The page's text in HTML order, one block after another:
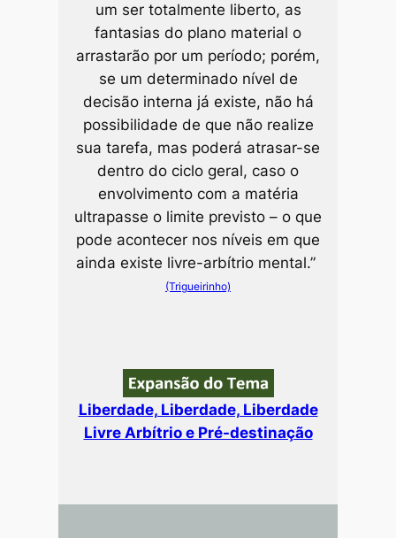
um ser totalmente liberto, as
fantasias do plano material o
arrastarão por um período; porém,
se um determinado nível de
decisão interna já existe, não há
possibilidade de que não realize
sua tarefa, mas poderá atrasar-se
dentro do ciclo geral, caso o
envolvimento com a matéria
ultrapasse o limite previsto – o que
pode acontecer nos níveis em que
ainda existe livre-arbítrio mental.”
(Trigueirinho)
Liberdade, Liberdade, Liberdade
Livre Arbítrio e Pré-destinação